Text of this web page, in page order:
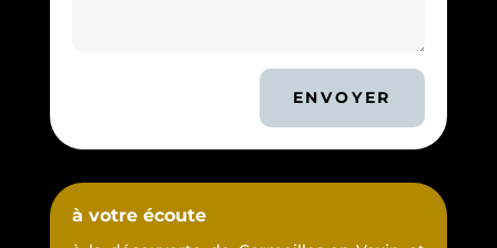
ENVOYER
à votre écoute